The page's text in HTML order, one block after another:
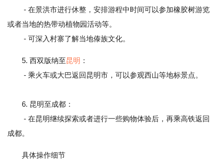
- 在景洪市进行休整，安排游程中时间可以参加橡胶树游览
或者当地的热带动植物园活动等。
- 可深入村寨了解当地傣族文化。
5. 西双版纳至昆明 ：
- 乘火车或大巴返回昆明市，可以参观西山等地标景点。
6. 昆明至成都：
- 在昆明继续探索或者进行一些购物体验后，再乘高铁返回
成都。
具体操作细节